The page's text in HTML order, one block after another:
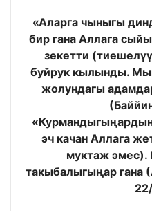
«Аларга чыныгы
бир гана Аллага
зекетти
буйрук кылынды.
жолундагы
эч качан Аллага
муктаж эмес).
такыбалыгыңар гана